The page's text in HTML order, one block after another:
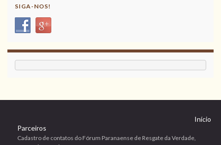
SIGA-NOS!
Início
Parceiros
Cadastro de contatos do Fórum Paranaense de Resgate da Verdade,